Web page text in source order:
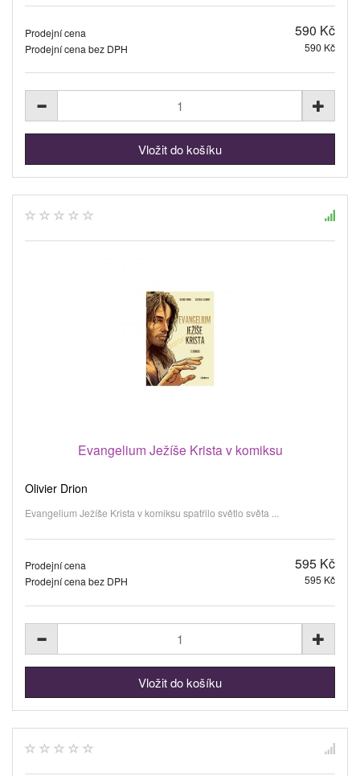
Prodejní cena 590 Kč
Prodejní cena bez DPH 590 Kč
Evangelium Ježíše Krista v komiksu
Olivier Drion
Evangelium Ježíše Krista v komiksu spatřilo světlo světa ...
Prodejní cena 595 Kč
Prodejní cena bez DPH 595 Kč